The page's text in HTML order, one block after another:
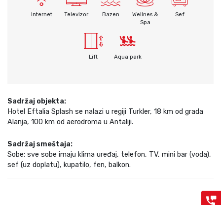
Internet Televizor Bazen
Wellnes &
Spa
Sef
Lift Aqua park
Sadržaj objekta:
Hotel Eftalia Splash se nalazi u regiji Turkler, 18 km od grada
Alanja, 100 km od aerodroma u Antaliji.
Sadržaj smeštaja:
Sobe: sve sobe imaju klima uređaj, telefon, TV, mini bar (voda),
sef (uz doplatu), kupatilo, fen, balkon.